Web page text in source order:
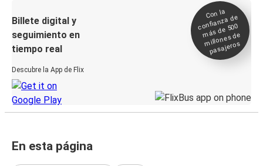
Billete digital y
seguimiento en
tiempo real
Descubre la App de Flix
Con la
confianza de
más de 500
millones de
pasajeros
En esta página